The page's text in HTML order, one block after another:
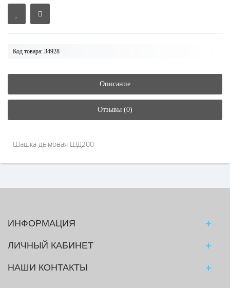
Код товара: 34928
Описание
Отзывы (0)
Шашка дымовая ШД200
ИНФОРМАЦИЯ
ЛИЧНЫЙ КАБИНЕТ
НАШИ КОНТАКТЫ